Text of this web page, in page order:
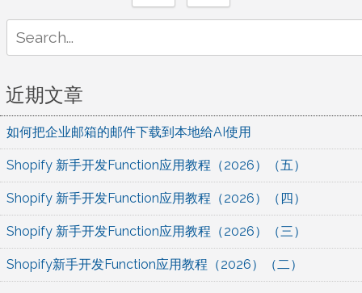
for:
近期文章
如何把企业邮箱的邮件下载到本地给AI使用
Shopify 新手开发Function应用教程（2026）（五）
Shopify 新手开发Function应用教程（2026）（四）
Shopify 新手开发Function应用教程（2026）（三）
Shopify新手开发Function应用教程（2026）（二）